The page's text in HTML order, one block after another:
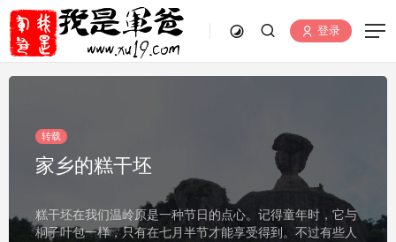
登录
转载
石莲糊·青草糊·洋菜膏
夏日酷暑难熬，街头巷角常可见卖青草糊、石莲糊这两种我
们温岭人最喜欢喝的乡土冷饮的小摊，实际上，不单是温